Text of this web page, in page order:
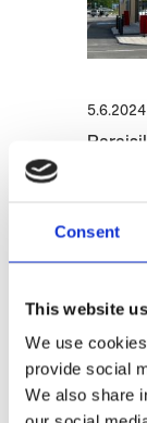
Consent
This website
We use
provide social
We also share
5.6.2024